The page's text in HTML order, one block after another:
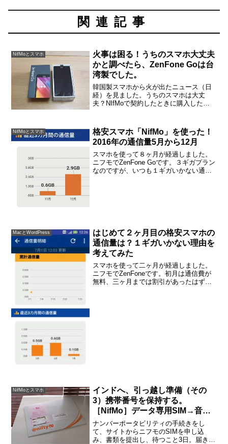
関連記事
NifMoとスマホ
火事は困る！うちのスマホ大丈夫
かと調べたら、ZenFone Goは台
湾製でした。
韓国製スマホから火が出たニュース（日
経）を見ました。うちのスマホは大丈
夫？NIfMoで契約したときに購入した
名なものもあったのですが、中国製のも
のや、今回火が...
NifMoとスマホ
格安スマホ「NifMo」を使った！
2016年の通信量5月から12月
スマホを使って８ヶ月が経過しました。
ニフモでZenFone Goです。３ギガプラン
なのですが、いつも１ギガいかない通信
MacとWordPress
はじめて２ヶ月目の格安スマホの
通信量は？１ギガいかない理由を
考えてみた
スマホを使って二ヶ月が経過しました。
ニフモでZenFoneです。初月は通信費が
無料、三ヶ月までは割引があったはず。5
NifMoとスマホ
インドへ、引っ越し準備（その
3）携帯番号を保持する。
［NifMo］データ専用SIM→音声
通話対応SIM
ナンバーポータビリティの手続きをし
て、サイトからニフモのSIMを申し込
み、書類を提出し、待つこと3日。届きま